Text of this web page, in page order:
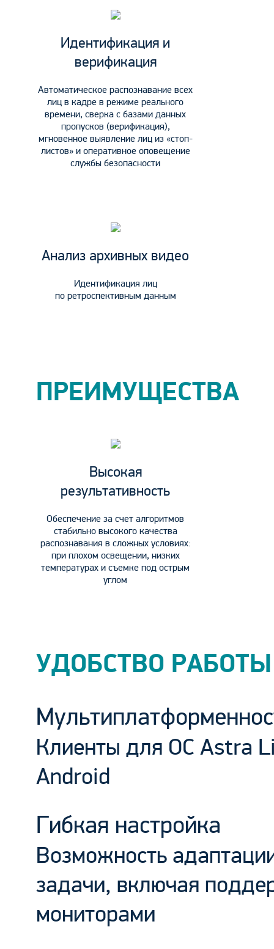
Идентификация и
верификация
Автоматическое распознавание всех
лиц в кадре в режиме реального
времени, сверка с базами данных
пропусков (верификация),
мгновенное выявление лиц из «стоп-
листов» и оперативное оповещение
службы безопасности
Анализ архивных видео
Идентификация лиц
по ретроспективным данным
ПРЕИМУЩЕСТВА
Высокая
результативность
Обеспечение за счет алгоритмов
стабильно высокого качества
распознавания в сложных условиях:
при плохом освещении, низких
температурах и съемке под острым
углом
УДОБСТВО
Клиенты для ОС Astra
Android
Гибкая настройка
Возможность
задачи, включая
мониторами